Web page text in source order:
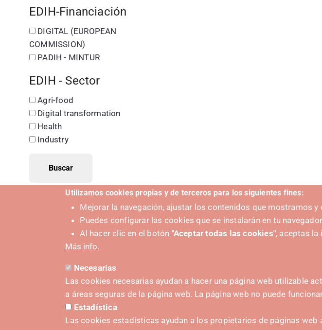
EDIH-Financiación
DIGITAL (EUROPEAN
COMMISSION)
PADIH - MINTUR
EDIH - Sector
Agri-food
Digital transformation
Health
Industry
Utilizamos cookies propias y de terceros para los siguientes fines:
Mejorar la navegación, ajustar los contenidos que mostramos
Puedes configurar las cookies que se instalarán en tu
Al hacer clic en el botón "Aceptar todas las cookies", aceptas
Más info.
Necesarias
Las cookies necesarias ayudan a hacer una página web utilizable
a áreas seguras de la página web. La página web no puede
Estadística
Las cookies estadísticas ayudan a los propietarios de páginas